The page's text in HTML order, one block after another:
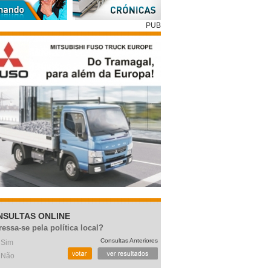
PUB
ONLINE
se pela política local?
Sim
Não
Consultas Anteriores